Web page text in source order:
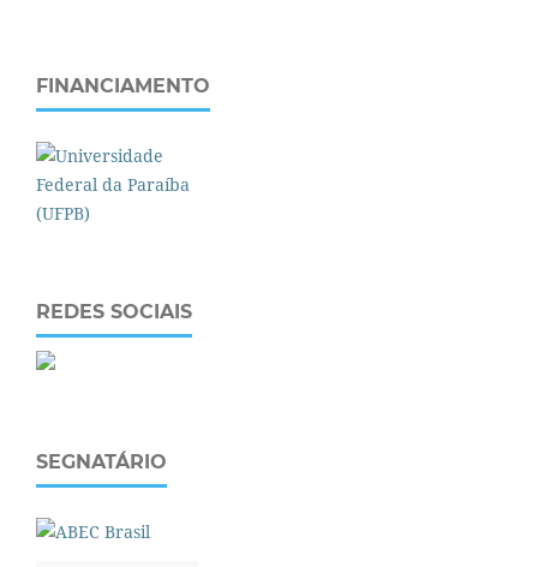
FINANCIAMENTO
REDES SOCIAIS
SEGNATÁRIO